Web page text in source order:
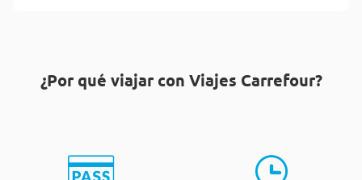
¿Por qué viajar con Viajes Carrefour?